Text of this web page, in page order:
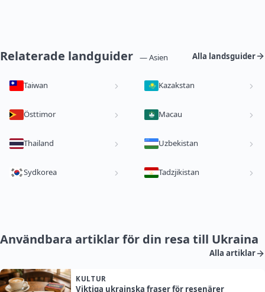
Relaterade landguider — Asien Alla landsguider
Taiwan Kazakstan
Östtimor Macau
Thailand Uzbekistan
Sydkorea Tadzjikistan
Användbara artiklar för din resa till Ukraina
Alla artiklar
KULTUR
Viktiga ukrainska fraser för resenärer